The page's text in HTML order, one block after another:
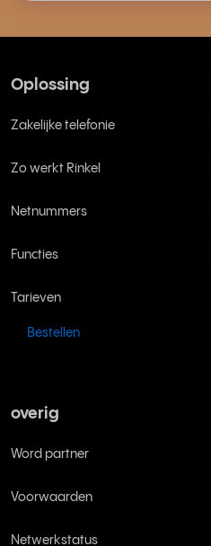
Oplossing
Zakelijke telefonie
Zo werkt Rinkel
Netnummers
Functies
Tarieven
Bestellen
overig
Word partner
Voorwaarden
Netwerkstatus